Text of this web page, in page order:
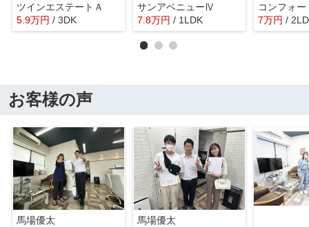
ツインエステートＡ
5.9万円 / 3DK
サンアベニューⅣ
7.8万円 / 1LDK
コンフォ
7万円 /
お客様の声
馬場優太 馬場優太